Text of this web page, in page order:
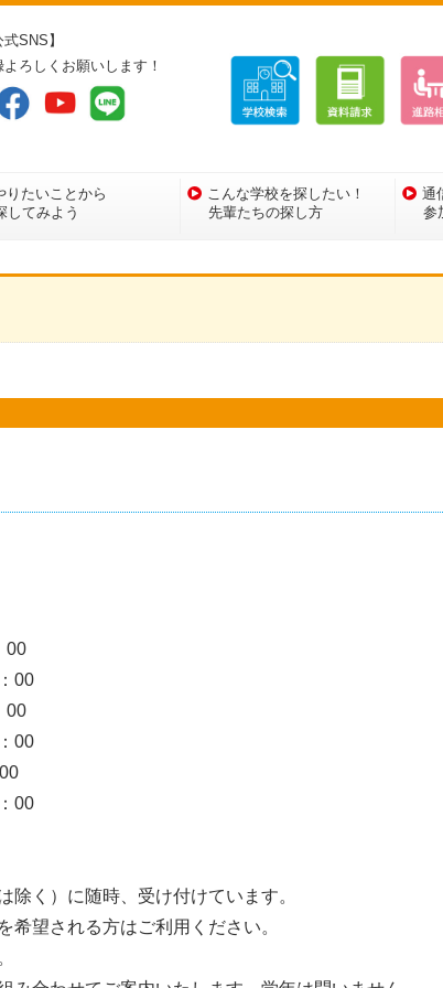
SNS】
ろしくお願いします！
りたいことから
してみよう
こんな学校を探したい！
先輩たちの探し方
通
参
00
00
く）に随時、受け付けています。
望される方はご利用ください。